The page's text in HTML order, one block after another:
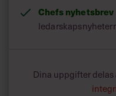
Chefs nyhetsbrev
Dina uppgifter